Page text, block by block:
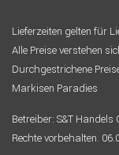
Lieferzeiten gelten für
Alle Preise verstehen
Durchgestrichene
Markisen Paradies
Betreiber: S&T
Rechte vorbehalten.